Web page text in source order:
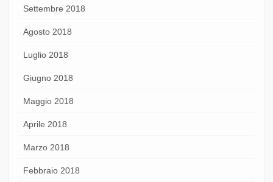
Settembre 2018
Agosto 2018
Luglio 2018
Giugno 2018
Maggio 2018
Aprile 2018
Marzo 2018
Febbraio 2018